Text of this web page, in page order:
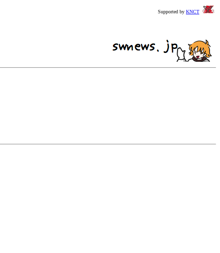
Supported by KNCT